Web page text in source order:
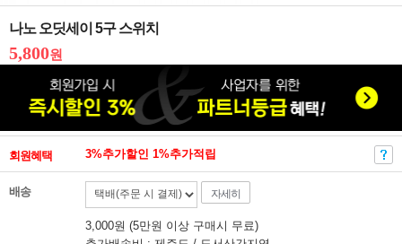
나노 오딧세이 5구 스위치
5,800원
회원혜택 3%추가할인 1%추가적립
배송 자세히
3,000원 (5만원 이상 구매시 무료)